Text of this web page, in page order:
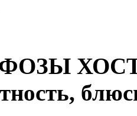
ХОСТ: